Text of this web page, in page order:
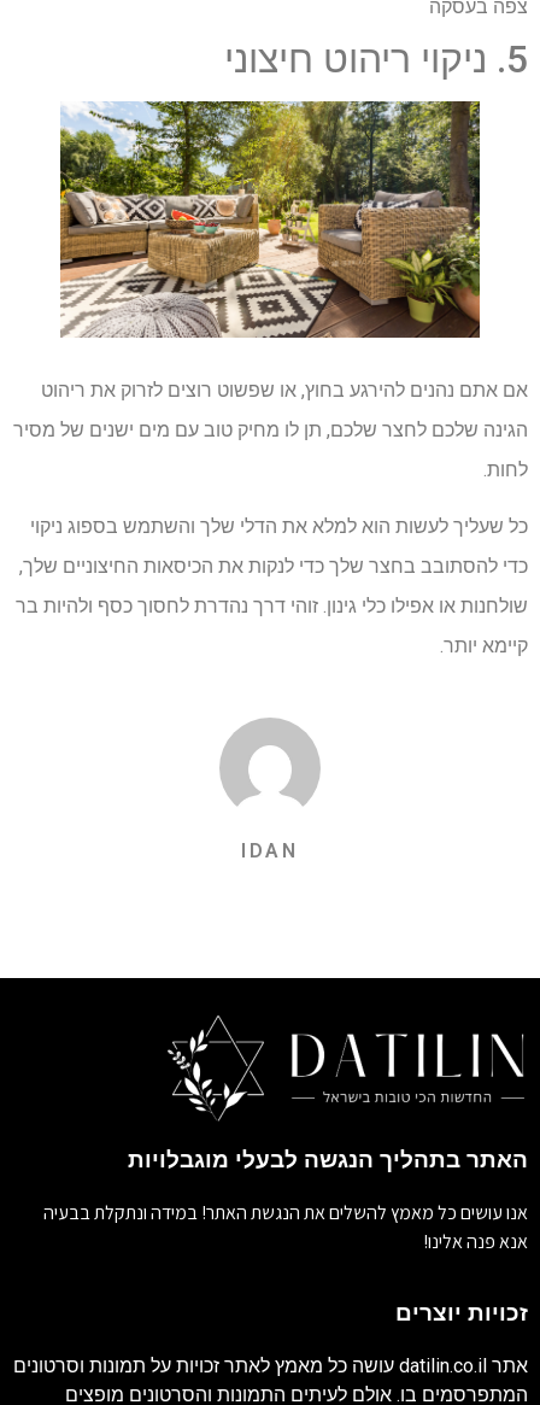
צפה בעסקה
5. ניקוי ריהוט חיצוני
אם אתם נהנים להירגע בחוץ, או שפשוט רוצים לזרוק את ריהוט
הגינה שלכם לחצר שלכם, תן לו מחיק טוב עם מים ישנים של מסיר
לחות.
כל שעליך לעשות הוא למלא את הדלי שלך והשתמש בספוג ניקוי
כדי להסתובב בחצר שלך כדי לנקות את הכיסאות החיצוניים שלך,
שולחנות או אפילו כלי גינון. זוהי דרך נהדרת לחסוך כסף ולהיות בר
קיימא יותר.
IDAN
האתר בתהליך הנגשה לבעלי מוגבלויות
אנו עושים כל מאמץ להשלים את הנגשת האתר! במידה ונתקלת בבעיה
אנא פנה אלינו!
זכויות יוצרים
אתר datilin.co.il עושה כל מאמץ לאתר זכויות על תמונות וסרטונים
המתפרסמים בו. אולם לעיתים התמונות והסרטונים מופצים